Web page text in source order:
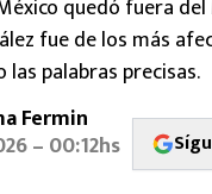
EL EXTRANJERO
quedó fuera
fue de los más
palabras precisas.
Fermin
– 00:12hs